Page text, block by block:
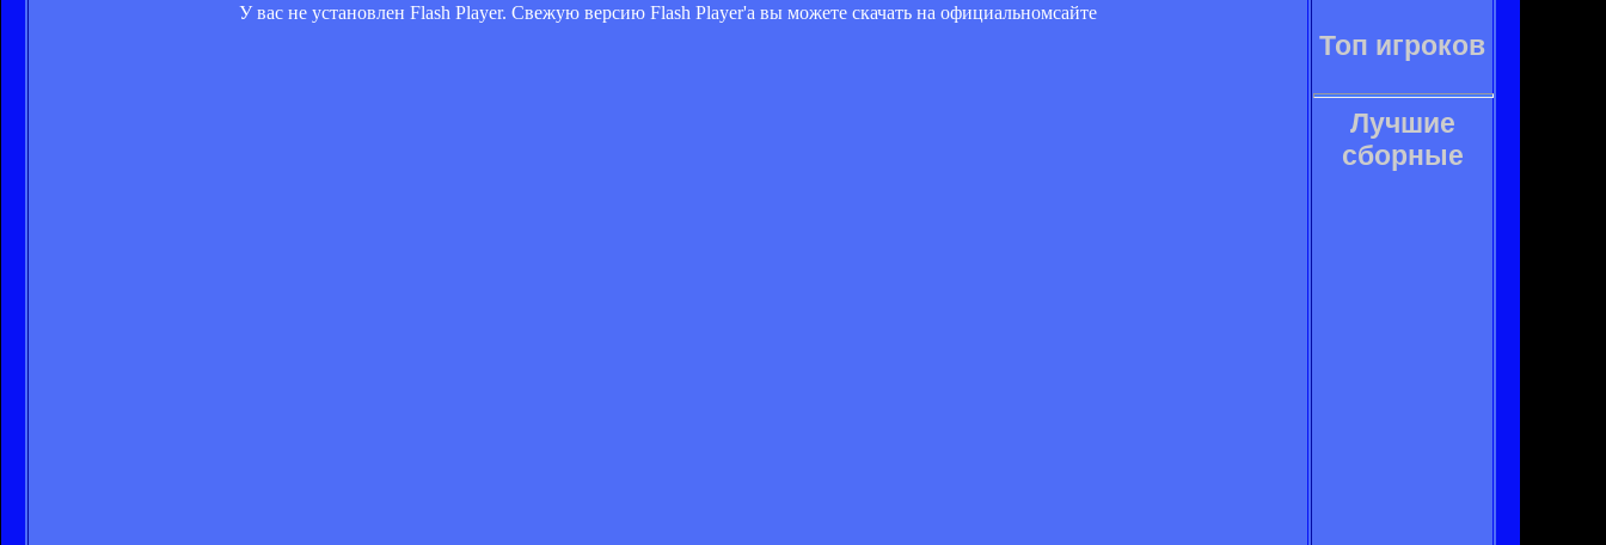
У вас не установлен Flash Player. Свежую версию Flash Player'a вы можете скачать на официальномсайте
Топ игроков
Лучшие
сборные